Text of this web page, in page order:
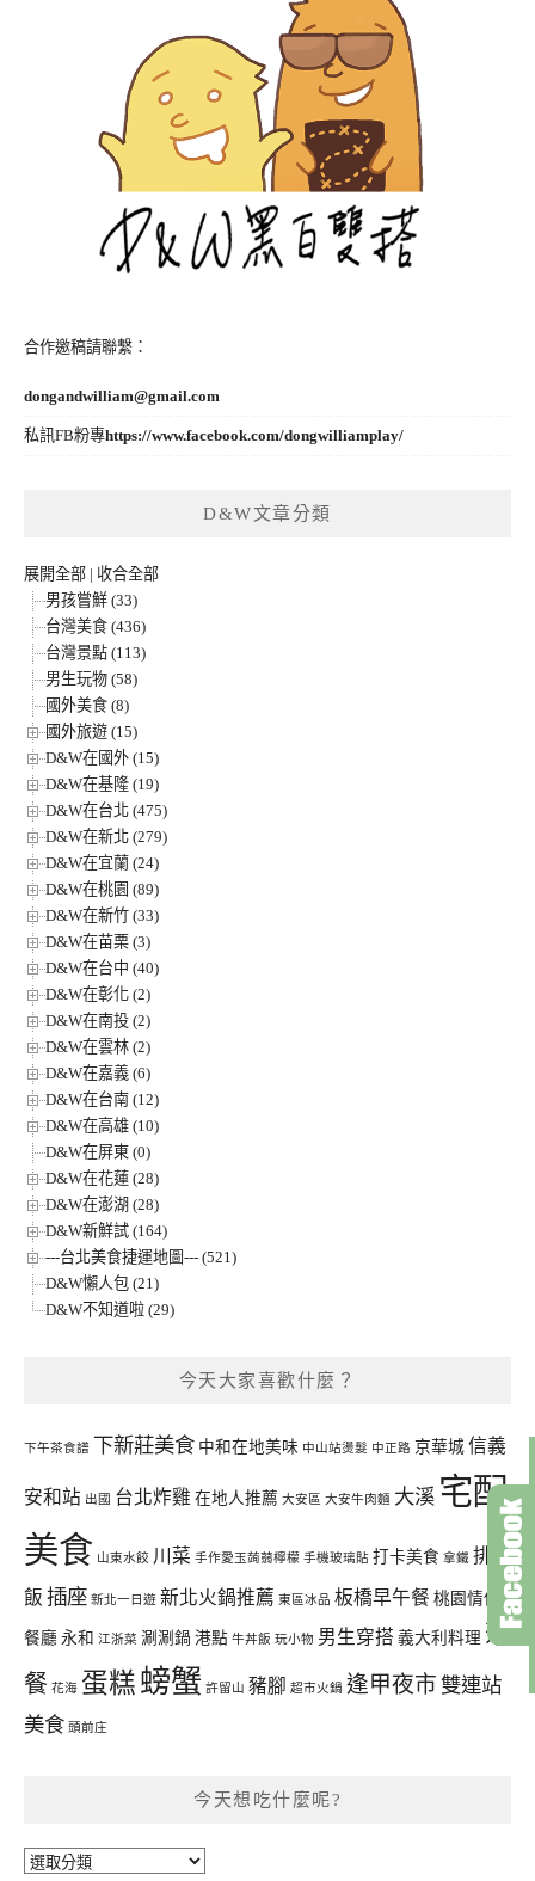
合作邀稿請聯繫：
dongandwilliam@gmail.com
私訊FB粉專https://www.facebook.com/dongwilliamplay/
D&W文章分類
展開全部 | 收合全部
男孩嘗鮮 (33)
台灣美食 (436)
台灣景點 (113)
男生玩物 (58)
國外美食 (8)
國外旅遊 (15)
D&W在國外 (15)
D&W在基隆 (19)
D&W在台北 (475)
D&W在新北 (279)
D&W在宜蘭 (24)
D&W在桃園 (89)
D&W在新竹 (33)
D&W在苗栗 (3)
D&W在台中 (40)
D&W在彰化 (2)
D&W在南投 (2)
D&W在雲林 (2)
D&W在嘉義 (6)
D&W在台南 (12)
D&W在高雄 (10)
D&W在屏東 (0)
D&W在花蓮 (28)
D&W在澎湖 (28)
D&W新鮮試 (164)
---台北美食捷運地圖--- (521)
D&W懶人包 (21)
D&W不知道啦 (29)
今天大家喜歡什麼？
下午茶食譜 下新莊美食 中和在地美味 中山站燙髮 中正路 京華城 信義
安和站 出國 台北炸雞 在地人推薦 大安區 大安牛肉麵 大溪 宅配
美食 山東水餃 川菜 手作愛玉蒟蒻檸檬 手機玻璃貼 打卡美食 拿鐵 排骨
飯 插座 新北一日遊 新北火鍋推薦 東區冰品 板橋早午餐 桃園情侶
餐廳 永和 江浙菜 涮涮鍋 港點 牛丼飯 玩小物 男生穿搭 義大利料理 聚
餐 花海 蛋糕 螃蟹 許留山 豬腳 超市火鍋 逢甲夜市 雙連站
美食 頭前庄
今天想吃什麼呢?
今